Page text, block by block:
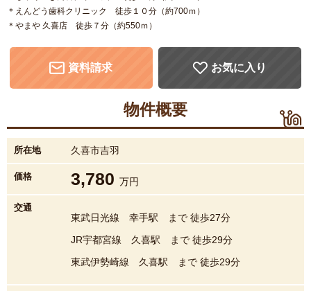
＊えんどう歯科クリニック 徒歩１０分（約700ｍ）
＊やまや 久喜店 徒歩７分（約550ｍ）
資料請求 お気に入り
物件概要
所在地 久喜市吉羽
価格 3,780 万円
交通
東武日光線 幸手駅 まで 徒歩27分
JR宇都宮線 久喜駅 まで 徒歩29分
東武伊勢崎線 久喜駅 まで 徒歩29分